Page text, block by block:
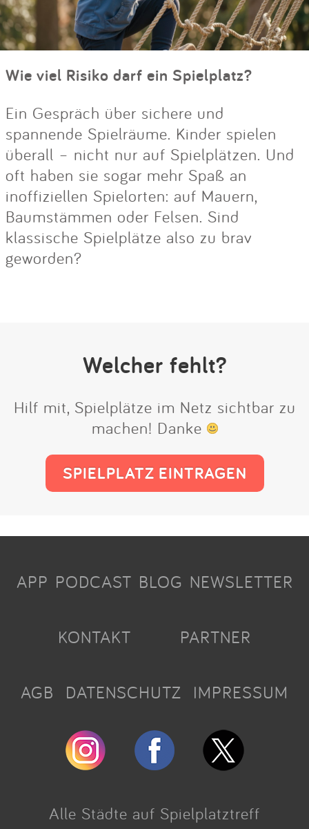
Wie viel Risiko darf ein Spielplatz?
Ein Gespräch über sichere und
spannende Spielräume. Kinder spielen
überall – nicht nur auf Spielplätzen. Und
oft haben sie sogar mehr Spaß an
inoffiziellen Spielorten: auf Mauern,
Baumstämmen oder Felsen. Sind
klassische Spielplätze also zu brav
geworden?
Welcher fehlt?
Hilf mit, Spielplätze im Netz sichtbar zu
machen! Danke
SPIELPLATZ EINTRAGEN
APP PODCAST BLOG NEWSLETTER
KONTAKT PARTNER
AGB DATENSCHUTZ IMPRESSUM
Alle Städte auf Spielplatztreff